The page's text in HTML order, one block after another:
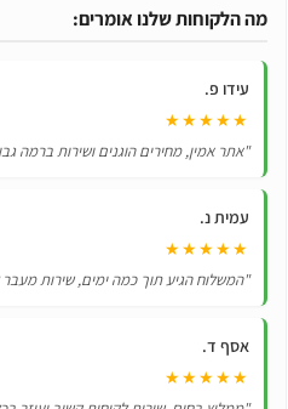
ריינג’רס
מה הלקוחות שלנו אומרים:
עידו פ.
★★★★★
"אתר אמין, מחירים הוגנים ושירות ברמה
עמית נ.
★★★★★
"המשלוח הגיע תוך כמה ימים, שירות
אסף ד.
★★★★★